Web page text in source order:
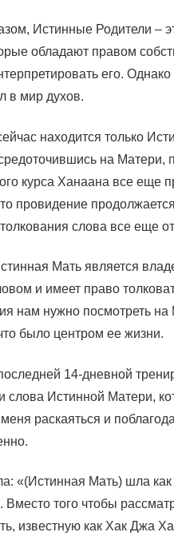
Истинные Родители –
обладают правом
его.
в мир духов.
находится только
на Матери,
курса Ханаана все еще
провидение
слова все еще
Мать является
и имеет право
нам нужно посмотреть на
было центром ее жизни.
14-дневной
слова Истинной Матери,
раскаяться и
«(Истинная Мать) шла
Вместо того чтобы
известную как Хак Джа